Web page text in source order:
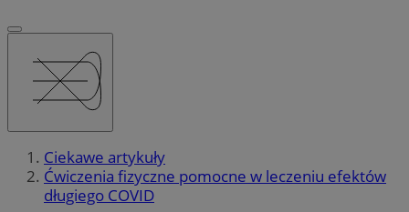
Ciekawe artykuły
Ćwiczenia fizyczne pomocne w leczeniu efektów
długiego COVID